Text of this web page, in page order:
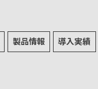
製品情報 導入実績